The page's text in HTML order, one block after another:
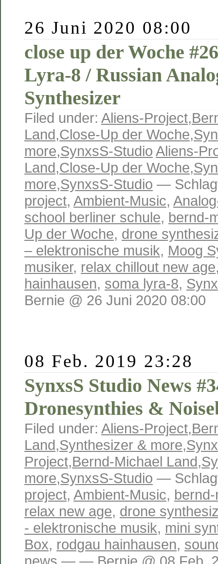
26 Juni 2020 08:00
close up der Woche
Lyra-8 / Russian
Synthesizer
Filed under: Aliens-Project,
Land,Close-Up der Woche,
more,SynxsS-Studio Aliens-
Land,Close-Up der Woche,
more,SynxsS-Studio —
project, Ambient-Music,
school berliner schule, bernd-
Up der Woche, drone
– elektronische musik, Moog
musiker, relax chillout new age
hainhausen, soma lyra-8,
Bernie @ 26 Juni 2020 08:00
08 Feb. 2019 23:28
SynxsS Studio News
Dronesynthies &
Filed under: Aliens-Project,
Land,Synthesizer & more,
Project,Bernd-Michael Land,
more,SynxsS-Studio —
project, Ambient-Music,
relax new age, drone
- elektronische musik, mini
Box, rodgau hainhausen,